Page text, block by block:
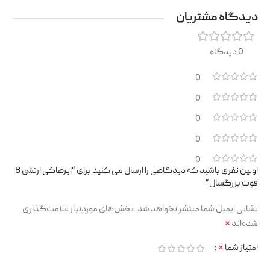
دیدگاه مشتریان
0 دیدگاه
0
0
0
0
0
اولین نفری باشید که دیدگاهی را ارسال می کنید برای “ایرهاکی ارتشی 8
فوت بزرگسال”
نشانی ایمیل شما منتشر نخواهد شد.بخش‌های موردنیاز علامت‌گذاری
شده‌اند*
امتیاز شما*